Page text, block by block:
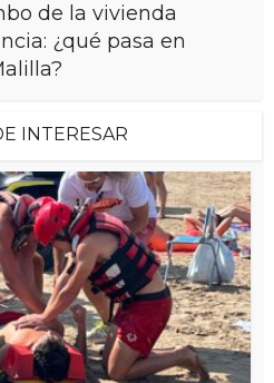
de la vivienda
¿qué pasa en
INTERESAR